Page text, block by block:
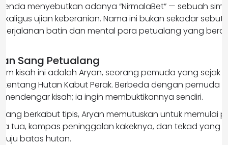
menyebutkan adanya “NirmalaBet” — sebuah
ujian keberanian. Nama ini bukan sekadar
batin dan mental para petualang yang
Sang Petualang
kisah ini adalah Aryan, seorang pemuda yang sejak
Hutan Kabut Perak. Berbeda dengan pemuda
kisah; ia ingin membuktikannya sendiri.
berkabut tipis, Aryan memutuskan untuk memulai
tua, kompas peninggalan kakeknya, dan tekad yang
batas hutan.